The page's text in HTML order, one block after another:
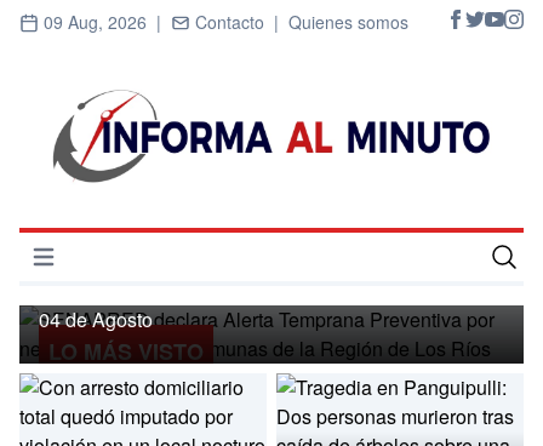
09 Aug, 2026 | Contacto | Quienes somos
Abrir menú
Inicio
Cultura
Deportes
LO MÁS VISTO
Regional
SENAPRED declara Alerta Temprana
Preventiva por nevadas para ocho
04 de Agosto